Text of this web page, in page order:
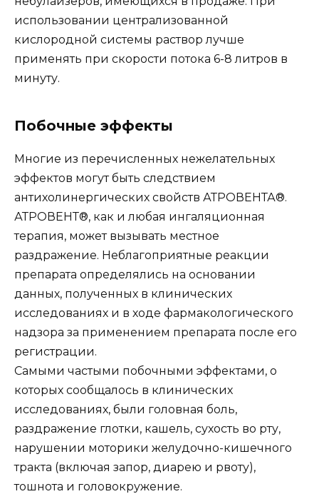
использовании централизованной
кислородной системы раствор лучше
применять при скорости потока 6-8 литров в
минуту.
Побочные эффекты
Многие из перечисленных нежелательных
эффектов могут быть следствием
антихолинергических свойств АТРОВЕНТА®.
АТРОВЕНТ®, как и любая ингаляционная
терапия, может вызывать местное
раздражение. Неблагоприятные реакции
препарата определялись на основании
данных, полученных в клинических
исследованиях и в ходе фармакологического
надзора за применением препарата после его
регистрации.
Самыми частыми побочными эффектами, о
которых сообщалось в клинических
исследованиях, были головная боль,
раздражение глотки, кашель, сухость во рту,
нарушении моторики желудочно-кишечного
тракта (включая запор, диарею и рвоту),
тошнота и головокружение.